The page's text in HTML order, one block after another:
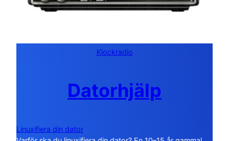
Klockradio
Datorhjälp
Linuxifiera din dator